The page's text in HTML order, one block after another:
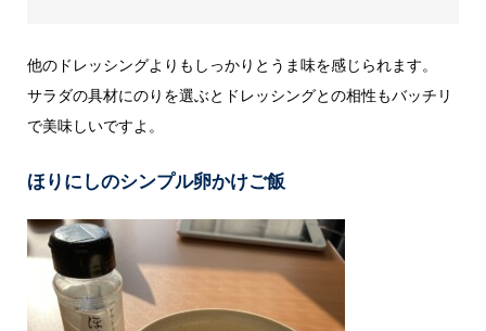
他のドレッシングよりもしっかりとうま味を感じられます。
サラダの具材にのりを選ぶとドレッシングとの相性もバッチリ
で美味しいですよ。
ほりにしのシンプル卵かけご飯